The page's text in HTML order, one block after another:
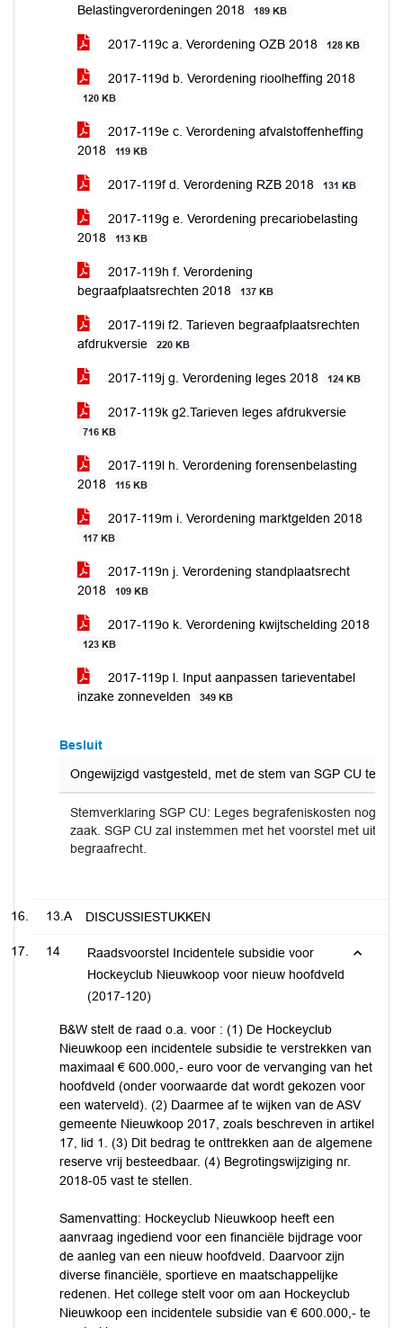
Belastingverordeningen 2018
189 KB
2017-119c a. Verordening OZB 2018 128 KB
2017-119d b. Verordening rioolheffing 2018
120 KB
2017-119e c. Verordening afvalstoffenheffing
2018
119 KB
2017-119f d. Verordening RZB 2018 131 KB
2017-119g e. Verordening precariobelasting
2018
113 KB
2017-119h f. Verordening
begraafplaatsrechten 2018
137 KB
2017-119i f2. Tarieven begraafplaatsrechten
afdrukversie
220 KB
2017-119j g. Verordening leges 2018 124 KB
2017-119k g2.Tarieven leges afdrukversie
716 KB
2017-119l h. Verordening forensenbelasting
2018
115 KB
2017-119m i. Verordening marktgelden 2018
117 KB
2017-119n j. Verordening standplaatsrecht
2018
109 KB
2017-119o k. Verordening kwijtschelding 2018
123 KB
2017-119p l. Input aanpassen tarieventabel
inzake zonnevelden
349 KB
Besluit
Ongewijzigd vastgesteld, met de stem van SGP CU
Stemverklaring SGP CU: Leges begrafeniskosten nog
zaak. SGP CU zal instemmen met het voorstel met
begraafrecht.
13.A DISCUSSIESTUKKEN
14
Raadsvoorstel Incidentele subsidie voor
Hockeyclub Nieuwkoop voor nieuw hoofdveld
(2017-120)
B&W stelt de raad o.a. voor : (1) De Hockeyclub
Nieuwkoop een incidentele subsidie te verstrekken van
maximaal € 600.000,- euro voor de vervanging van het
hoofdveld (onder voorwaarde dat wordt gekozen voor
een waterveld). (2) Daarmee af te wijken van de ASV
gemeente Nieuwkoop 2017, zoals beschreven in artikel
17, lid 1. (3) Dit bedrag te onttrekken aan de algemene
reserve vrij besteedbaar. (4) Begrotingswijziging nr.
2018-05 vast te stellen.
Samenvatting: Hockeyclub Nieuwkoop heeft een
aanvraag ingediend voor een financiële bijdrage voor
de aanleg van een nieuw hoofdveld. Daarvoor zijn
diverse financiële, sportieve en maatschappelijke
redenen. Het college stelt voor om aan Hockeyclub
Nieuwkoop een incidentele subsidie van € 600.000,- te